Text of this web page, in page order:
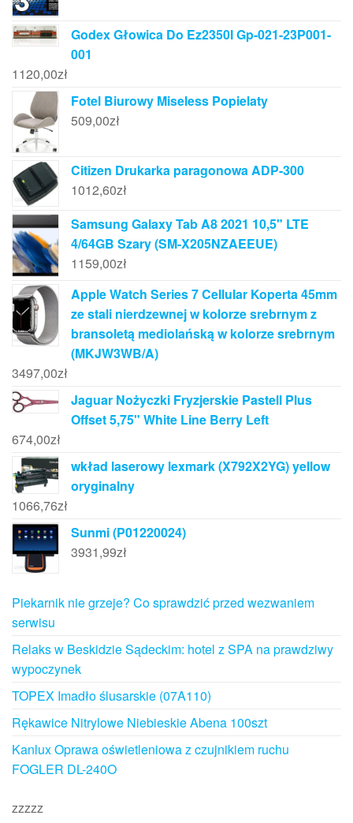
Godex Głowica Do Ez2350I Gp-021-23P001-
001
1120,00zł
Fotel Biurowy Miseless Popielaty
509,00zł
Citizen Drukarka paragonowa ADP-300
1012,60zł
Samsung Galaxy Tab A8 2021 10,5" LTE
4/64GB Szary (SM-X205NZAEEUE)
1159,00zł
Apple Watch Series 7 Cellular Koperta 45mm
ze stali nierdzewnej w kolorze srebrnym z
bransoletą mediolańską w kolorze srebrnym
(MKJW3WB/A)
3497,00zł
Jaguar Nożyczki Fryzjerskie Pastell Plus
Offset 5,75" White Line Berry Left
674,00zł
wkład laserowy lexmark (X792X2YG) yellow
oryginalny
1066,76zł
Sunmi (P01220024)
3931,99zł
Piekarnik nie grzeje? Co sprawdzić przed wezwaniem
serwisu
Relaks w Beskidzie Sądeckim: hotel z SPA na prawdziwy
wypoczynek
TOPEX Imadło ślusarskie (07A110)
Rękawice Nitrylowe Niebieskie Abena 100szt
Kanlux Oprawa oświetleniowa z czujnikiem ruchu
FOGLER DL-240O
zzzzz